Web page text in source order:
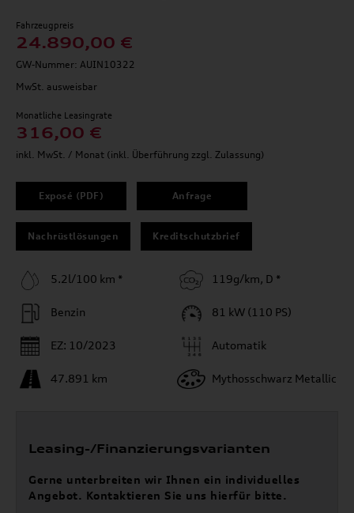
Fahrzeugpreis
24.890,00 €
GW-Nummer: AUIN10322
MwSt. ausweisbar
Monatliche Leasingrate
316,00 €
inkl. MwSt. / Monat (inkl. Überführung zzgl. Zulassung)
Exposé (PDF) Anfrage
Nachrüstlösungen Kreditschutzbrief
5.2l/100 km *
Benzin
EZ: 10/2023
47.891 km
119g/km, D *
81 kW (110 PS)
Automatik
Mythosschwarz Metallic
Leasing-/Finanzierungsvarianten
Gerne unterbreiten wir Ihnen ein individuelles
Angebot. Kontaktieren Sie uns hierfür bitte.